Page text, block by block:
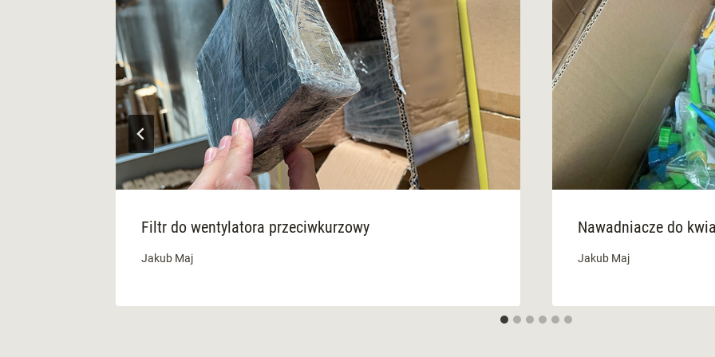
Filtr do wentylatora przeciwkurzowy
Jakub Maj
Nawadniacze do
Jakub Maj